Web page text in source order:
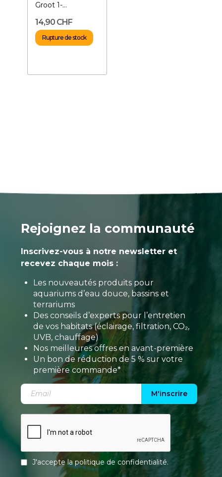
Groot 1-
aquarium /...
14,90 CHF
Rupture de stock
Rejoignez la communauté
Inscrivez-vous à notre newsletter et
recevez chaque mois :
Les nouveautés produits pour
aquariums d’eau douce, bassins et
terrariums
Des conseils d’experts pour l’entretien
de vos habitats (éclairage, filtration, CO₂,
UVB, chauffage)
Nos meilleures offres en avant-première
Un bon de réduction de 5 % sur votre
première commande*
M'inscrire
J'accepte lapolitique de confidentialité.